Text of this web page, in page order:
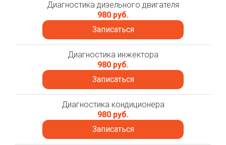
Диагностика дизельного двигателя
980 руб.
Записаться
Диагностика инжектора
980 руб.
Записаться
Диагностика кондиционера
980 руб.
Записаться